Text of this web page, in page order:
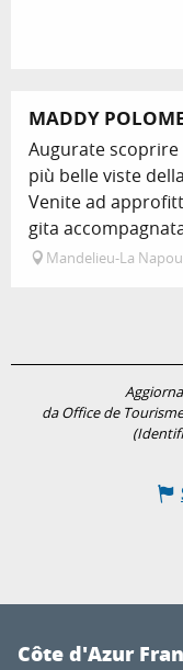
MADDY
Augurate
più belle viste
Venite ad
gita
Mandelieu-La
da Office de
Côte d'Azur